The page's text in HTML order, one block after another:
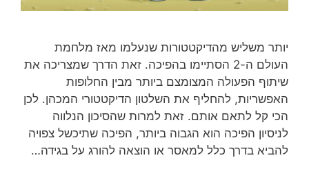
יותר משליש מהדיקטטורות שנעלמו מאז מלחמת
העולם ה-2 הסתיימו בהפיכה. זאת הדרך שמצריכה את
שיתוף הפעולה המצומצם ביותר מבין החלופות
האפשריות, להחליף את השלטון הדיקטטורי המכהן. לכן
הכי קל לתאם אותם. זאת למרות שהסיכון הנלווה
לניסיון הפיכה הוא הגבוה ביותר, הפיכה שתיכשל צפויה
להביא בדרך כלל למאסר או הוצאה להורג על בגידה…